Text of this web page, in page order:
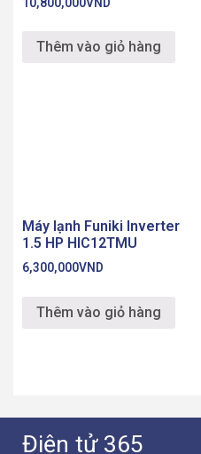
Thêm vào giỏ hàng
Máy lạnh Funiki Inverter
1.5 HP HIC12TMU
6,300,000VND
Thêm vào giỏ hàng
Điện tử 365